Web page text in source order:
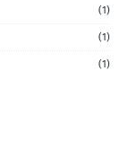
(1)
(1)
(1)